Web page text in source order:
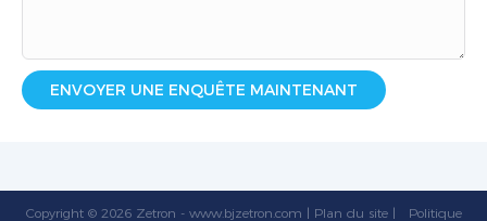
ENVOYER UNE ENQUÊTE MAINTENANT
Copyright © 2026 Zetron - www.bjzetron.com | Plan du site | Politique